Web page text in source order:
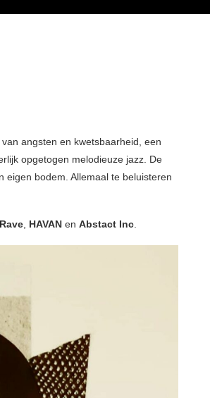
angsten en kwetsbaarheid, een
opgetogen melodieuze jazz. De
eigen bodem. Allemaal te beluisteren
, HAVAN en Abstact Inc.